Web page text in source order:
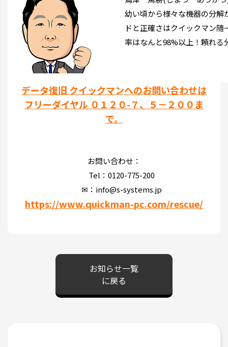
幼い頃から様々な機器の分解
ドと正確さはクイックマン
率はなんと98%以上！頼れる
データ復旧 クイックマンへのお問い合わせは
フリーダイヤル ０１２０-７、５－２００ま
で。
お問い合わせ：
Tel：0120-775-200
✉：info@s-systems.jp
https://www.quickman-pc.com/rescue/
お知らせ一覧
に戻る